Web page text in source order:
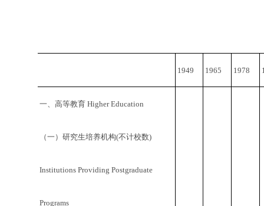
1949 1965 1978
一、高等教育 Higher Education
（一）研究生培养机构(不计校数)
Institutions Providing Postgraduate
Programs